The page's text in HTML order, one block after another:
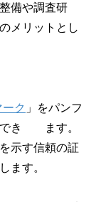
備や調査研
メリットとし
ます。
ク 」をパンフ
でき ます。
示す信頼の証
ます。